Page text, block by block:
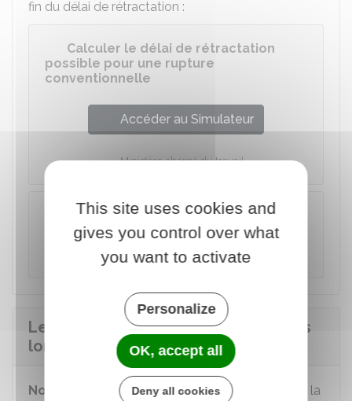
fin du délai de rétractation :
Calculer le délai de rétractation
possible pour une rupture
conventionnelle
Accéder au Simulateur
Ministère chargé du travail
À noter
La date de fin du délai de rétractation est
inscrite sur la convention de rupture.
Le salarié doit-il effectuer un préavis
lors de la rupture conventionnelle ?
Non.
Aucun préavis n'est prévu dans le cadre de la
This site uses cookies and
gives you control over what
you want to activate
Personalize
OK, accept all
Deny all cookies